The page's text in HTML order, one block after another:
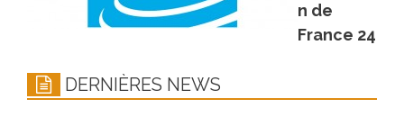
n de
France 24
DERNIÈRES NEWS